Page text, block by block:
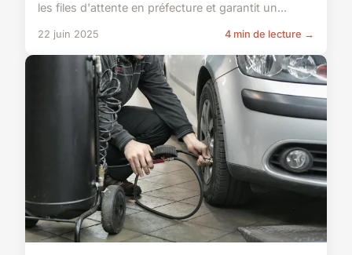
les files d'attente en préfecture et garantit un...
22 juin 2025 4 min de lecture →